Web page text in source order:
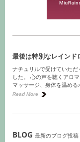
最後は特別なレインド
ナチュリルで受けていた
した。 心の声を聴くアロ
マッサージ、身体を温める
Read More
BLOG 最新のブログ投稿